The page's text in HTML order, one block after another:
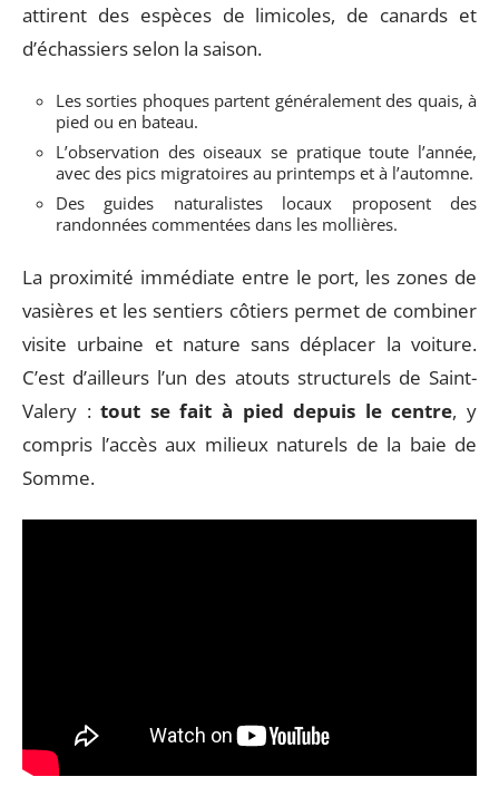
attirent des espèces de limicoles, de canards et
d’échassiers selon la saison.
Les sorties phoques partent généralement des quais, à
pied ou en bateau.
L’observation des oiseaux se pratique toute l’année,
avec des pics migratoires au printemps et à l’automne.
Des guides naturalistes locaux proposent des
randonnées commentées dans les mollières.
La proximité immédiate entre le port, les zones de
vasières et les sentiers côtiers permet de combiner
visite urbaine et nature sans déplacer la voiture.
C’est d’ailleurs l’un des atouts structurels de Saint-
Valery :tout se fait à pied depuis le centre, y
compris l’accès aux milieux naturels de la baie de
Somme.